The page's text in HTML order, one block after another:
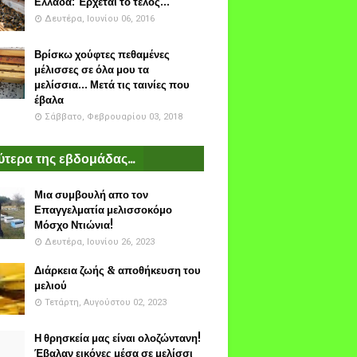
Δευτέρα, Ιουνίου 06, 2016
Βρίσκω χούφτες πεθαμένες
μέλισσες σε όλα μου τα
μελίσσια... Μετά τις ταινίες που
έβαλα
Σάββατο, Φεβρουαρίου 03, 2018
της εβδομάδας...
Μια συμβουλή απο τον
Επαγγελματία μελισσοκόμο
Μόσχο Ντιώνια!
Δευτέρα, Ιουνίου 26, 2023
Διάρκεια ζωής & αποθήκευση του
μελιού
Τετάρτη, Αυγούστου 02, 2023
Η θρησκεία μας είναι ολοζώντανη!
Έβαλαν εικόνες μέσα σε μελίσσι